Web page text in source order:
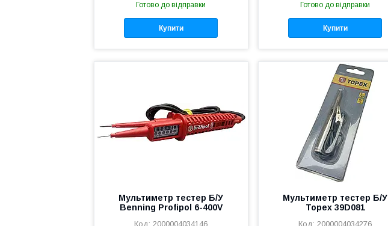
Готово до відправки
Купити
Готово до відправки
Купити
Мультиметр тестер Б/У
Benning Profipol 6-400V
2000004034146
Мультиметр тестер Б/У
Topex 39D081
2000004034276